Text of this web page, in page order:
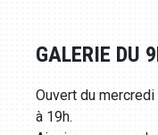
GALERIE DU
Ouvert du
à 19h.